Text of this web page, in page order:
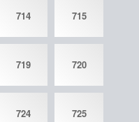
714 715
719 720
724 725